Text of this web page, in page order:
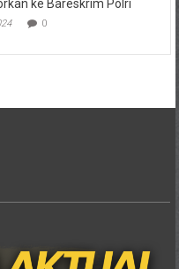
ke Bareskrim Polri
0